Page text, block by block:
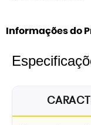
Informações do